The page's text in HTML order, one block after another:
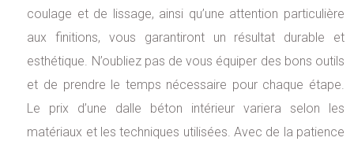
coulage et de lissage, ainsi qu’une attention particulière
aux finitions, vous garantiront un résultat durable et
esthétique. N’oubliez pas de vous équiper des bons outils
et de prendre le temps nécessaire pour chaque étape.
Le prix d’une dalle béton intérieur variera selon les
matériaux et les techniques utilisées. Avec de la patience